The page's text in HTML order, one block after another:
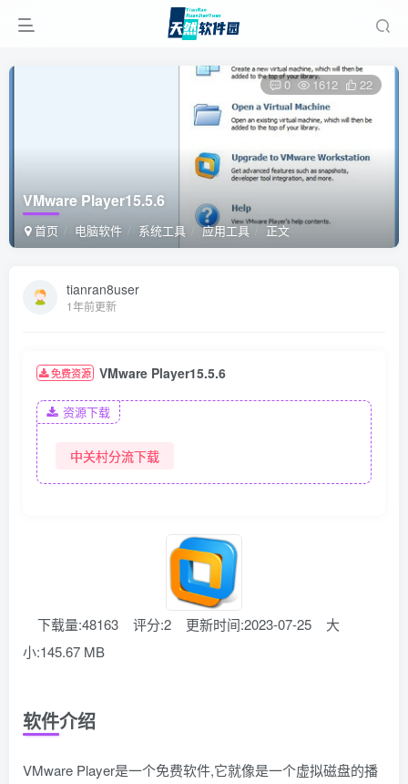
VMware Player15.5.6
首页 电脑软件 系统工具 应用工具 正文
0 1612 22
tianran8user
1年前更新
免费资源 VMware Player15.5.6
资源下载
中关村分流下载
下载量:48163 评分:2 更新时间:2023-07-25
大
小:145.67 MB
软件介绍
VMware Player是一个免费软件,它就像是一个虚拟磁盘的播